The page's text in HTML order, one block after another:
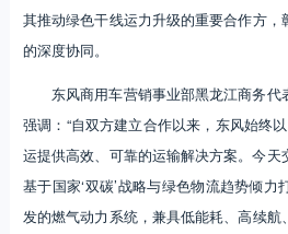
其推动绿色干线运力升级的重要合作方
的深度协同。
东风商用车营销事业部黑龙江商务
强调：“自双方建立合作以来，东风始终
运提供高效、可靠的运输解决方案。今天
基于国家‘双碳’战略与绿色物流趋势倾
发的燃气动力系统，兼具‌低能耗、高续